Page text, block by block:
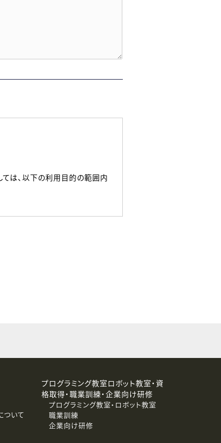
ては、以下の利用目的の範囲内
および第三者への提供停止）
ついて
プログラミング教室ロボット教室・資
格取得・職業訓練・企業向け研修
プログラミング教室・ロボット教室
職業訓練
企業向け研修